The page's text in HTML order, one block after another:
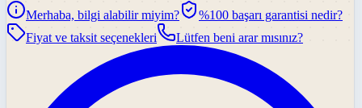
Merhaba, bilgi alabilir miyim?
%100 başarı garantisi nedir?
Fiyat ve taksit seçenekleri
Lütfen beni arar mısınız?